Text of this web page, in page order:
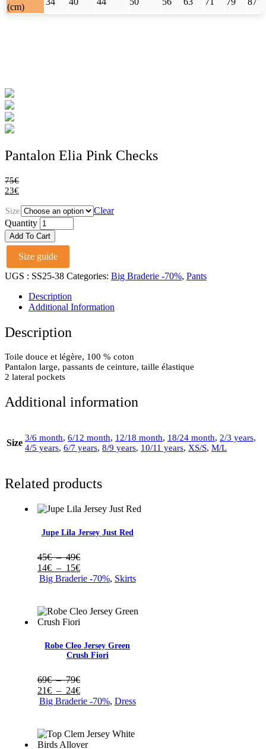
(cm)
Pantalon Elia Pink Checks
75€
23€
Size Clear
Pantalon
Elia
Pink
Checks
quantity
Quantity
Add To Cart
Size guide
UGS : SS25-38 Categories: Big Braderie -70%, Pants
Description
Additional Information
Description
Toile douce et légère, 100 % coton
Pantalon large, passants de ceinture, taille élastique
2 lateral pockets
Additional information
Size 3/6 month, 6/12 month, 12/18 month, 18/24 month, 2/3 years,
4/5 years, 6/7 years, 8/9 years, 10/11 years, XS/S, M/L
Related products
Jupe Lila Jersey Just Red
45€ – 49€Plage
de
prix :
49€
14€ – 15€Plage
de
à
Big Braderie -70%, Skirts
Robe Cleo Jersey Green
Crush Fiori
69€ – 79€Plage
de
prix :
79€
21€ – 24€Plage
de
à
24€
Big Braderie -70%, Dress